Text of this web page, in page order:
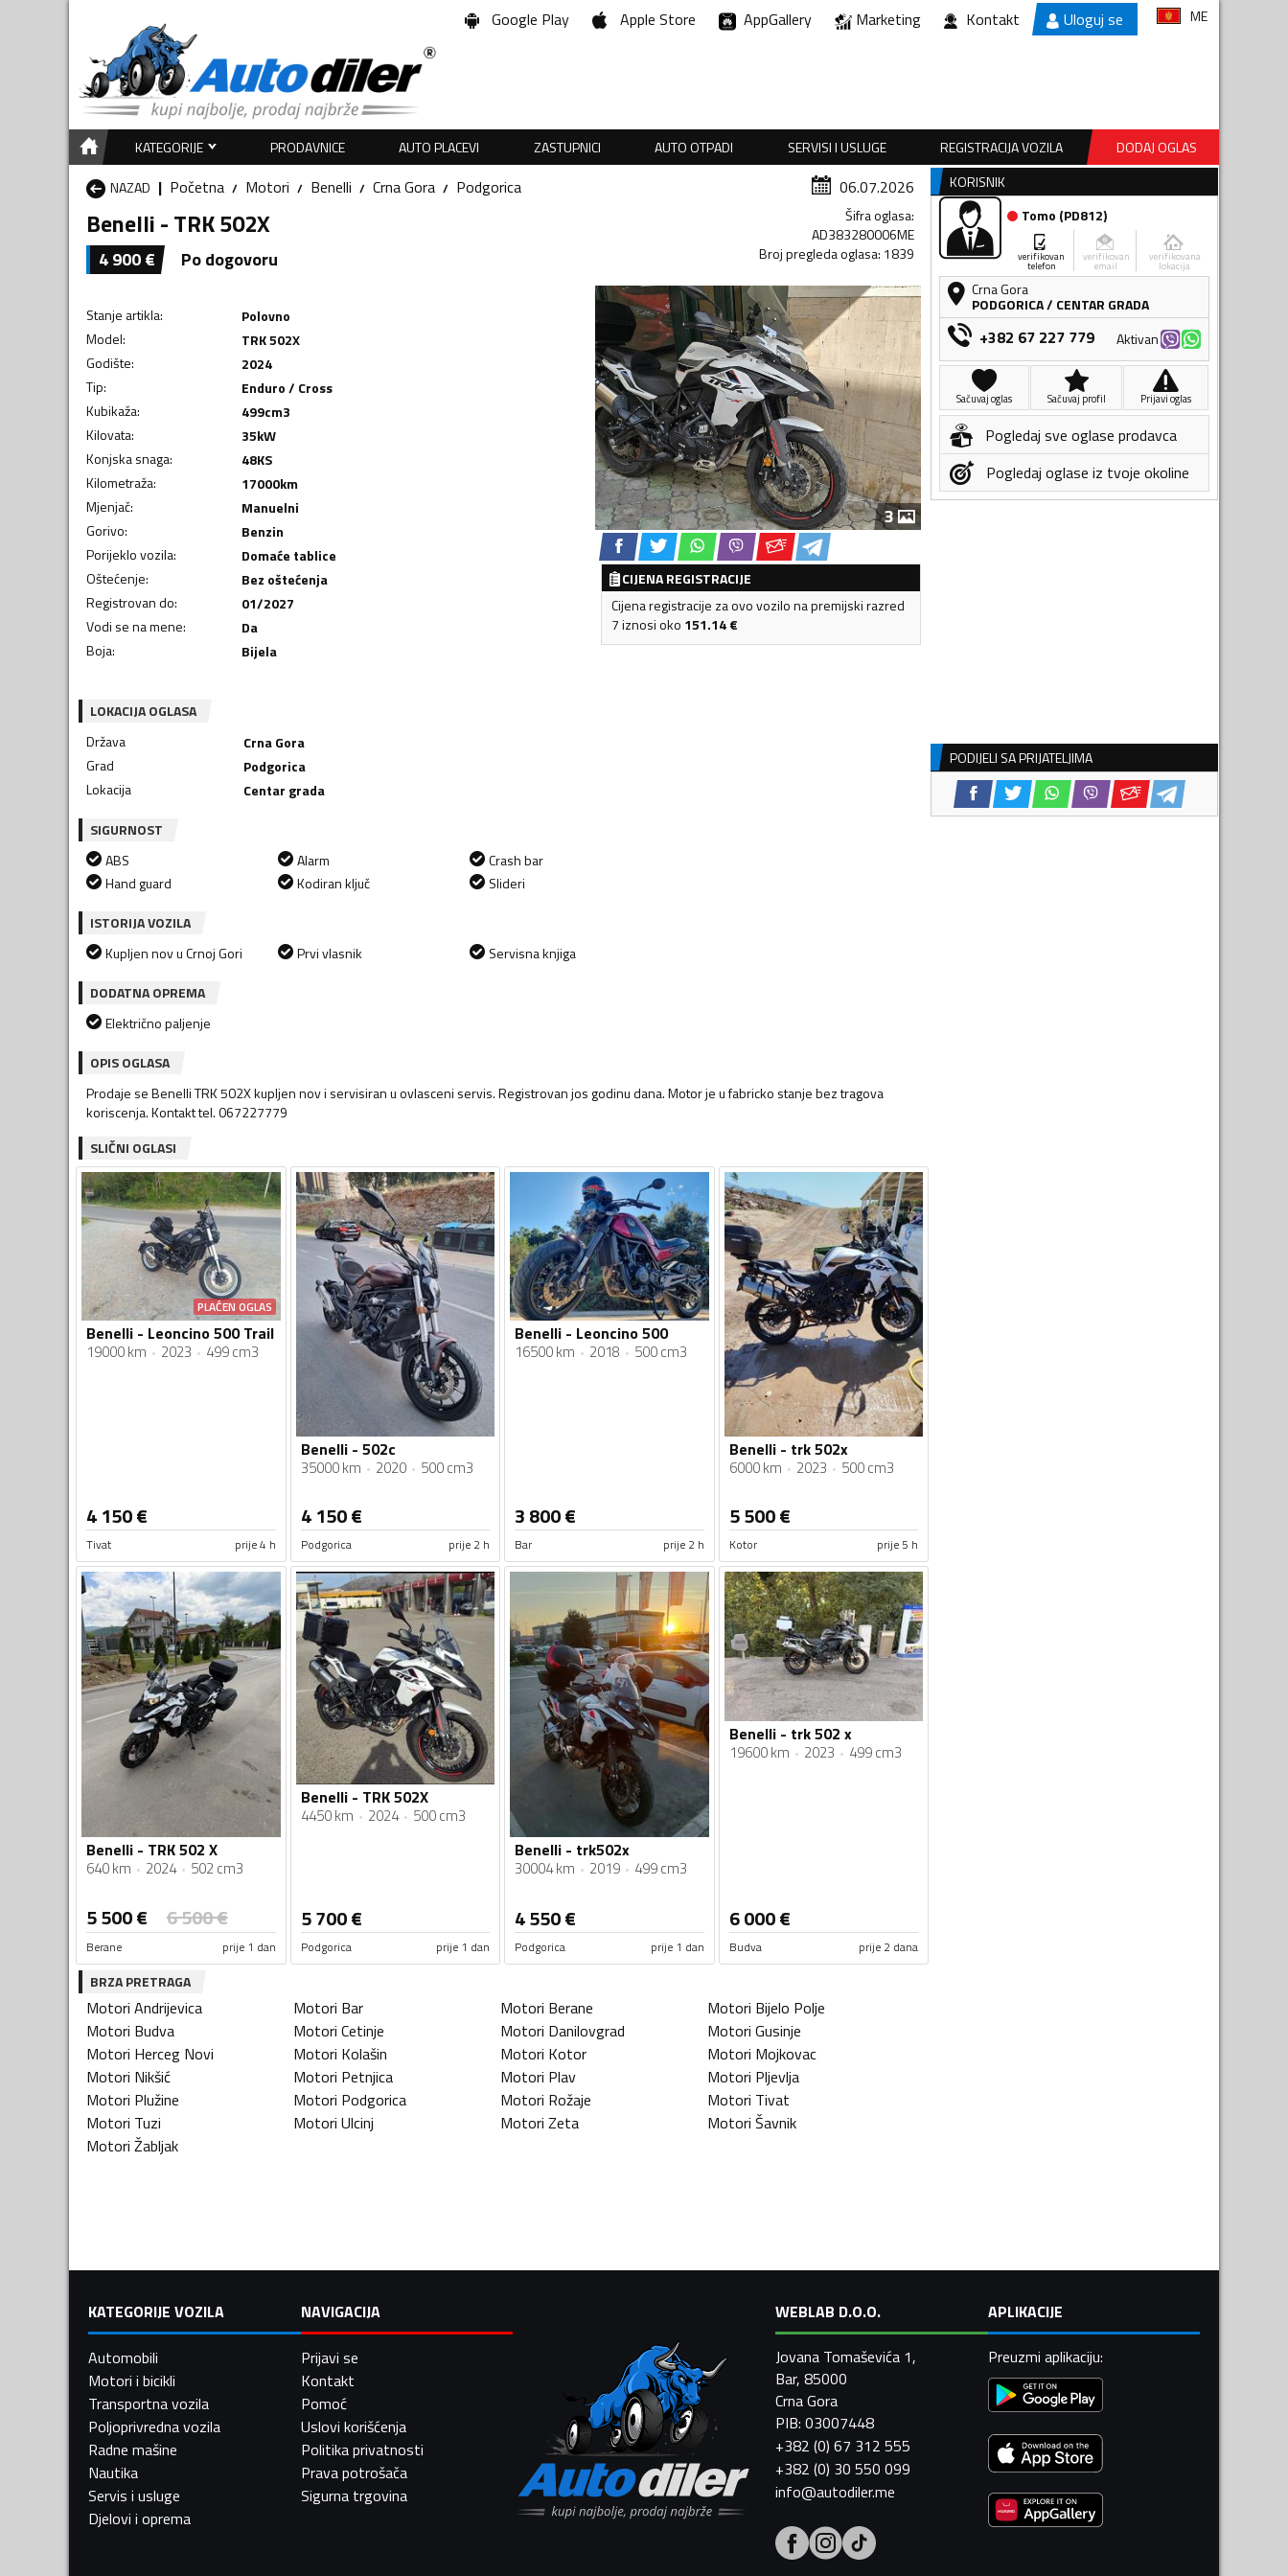
Google Play Apple Store AppGallery Marketing Kontakt Uloguj se ME
KATEGORIJE PRODAVNICE AUTO PLACEVI ZASTUPNICI AUTO OTPADI SERVISI I USLUGE REGISTRACIJA VOZILA
DODAJ OGLAS
NAZAD
Početna Motori Benelli Crna Gora Podgorica 06.07.2026
Benelli - TRK 502X
4 900€ Po dogovoru
Šifra oglasa:
AD383280006ME
Broj pregleda oglasa: 1839
Stanje artikla:
Polovno
Model:
TRK 502X
Godište:
2024
Tip:
Enduro / Cross
Kubikaža: 499cm3
Kilovata: 35kW
Konjska snaga: 48KS
Kilometraža: 17000km
Mjenjač:
Manuelni
Gorivo:
Benzin
Porijeklo vozila:
Domaće tablice
Oštećenje:
Bez oštećenja
Registrovan do:
01/2027
Vodi se na mene:
Da
Boja: Bijela
3
CIJENA REGISTRACIJE
Cijena registracije za ovo vozilo na premijski razred
7 iznosi oko 151.14€
LOKACIJA OGLASA
Država
Crna Gora
Grad
Podgorica
Lokacija
Centar grada
SIGURNOST
ABS
Hand guard
Alarm
Kodiran ključ
Crash bar
Slideri
ISTORIJA VOZILA
Kupljen nov u Crnoj Gori
Prvi vlasnik
Servisna knjiga
DODATNA OPREMA
Električno paljenje
OPIS OGLASA
Prodaje se Benelli TRK 502X kupljen nov i servisiran u ovlasceni servis. Registrovan jos godinu dana. Motor je u fabricko stanje bez tragova
koriscenja. Kontakt tel. 067227779
SLIČNI OGLASI
PLAĆEN OGLAS
Benelli - Leoncino 500 Trail
19000 km 2023 499 cm3
4 150€
Tivat prije 4 h
Benelli - 502c
35000 km 2020 500 cm3
4 150€
Podgorica prije 2 h
Benelli - Leoncino 500
16500 km 2018 500 cm3
3 800€
Bar prije 2 h
Benelli - trk 502x
6000 km 2023 500 cm3
5 500€
Kotor prije 5 h
Benelli - TRK 502 X
640 km 2024 502 cm3
5 500€ 6 500€
Berane prije 1 dan
Benelli - TRK 502X
4450 km 2024 500 cm3
5 700€
Podgorica prije 1 dan
Benelli - trk502x
30004 km 2019 499 cm3
4 550€
Podgorica prije 1 dan
Benelli - trk 502 x
19600 km 2023 499 cm3
6 000€
Budva prije 2 dana
BRZA PRETRAGA
Motori Andrijevica Motori Bar Motori Berane Motori Bijelo Polje
Motori Budva Motori Cetinje Motori Danilovgrad Motori Gusinje
Motori Herceg Novi Motori Kolašin Motori Kotor Motori Mojkovac
Motori Nikšić Motori Petnjica Motori Plav Motori Pljevlja
Motori Plužine Motori Podgorica Motori Rožaje Motori Tivat
Motori Tuzi Motori Ulcinj Motori Zeta Motori Šavnik
Motori Žabljak
KORISNIK
Tomo (PD812)
verifikovan
telefon
verifikovan
email
verifikovana
lokacija
Crna Gora
PODGORICA/ CENTAR GRADA
+382 67 227 779 Aktivan
Sačuvaj oglas Sačuvaj profil Prijavi oglas
Pogledaj sve oglase prodavca
Pogledaj oglase iz tvoje okoline
PODIJELI SA PRIJATELJIMA
KATEGORIJE VOZILA
Automobili
Motori i bicikli
Transportna vozila
Poljoprivredna vozila
Radne mašine
Nautika
Servis i usluge
Djelovi i oprema
NAVIGACIJA
Prijavi se
Kontakt
Pomoć
Uslovi korišćenja
Politika privatnosti
Prava potrošača
Sigurna trgovina
WEBLAB D.O.O.
Jovana Tomaševića 1,
Bar, 85000
Crna Gora
PIB: 03007448
+382 (0) 67 312 555
+382 (0) 30 550 099
info@autodiler.me
APLIKACIJE
Preuzmi aplikaciju: